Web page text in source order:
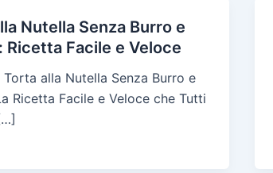
Nutella Senza Burro e
Ricetta Facile e Veloce
alla Nutella Senza Burro e
Ricetta Facile e Veloce che Tutti